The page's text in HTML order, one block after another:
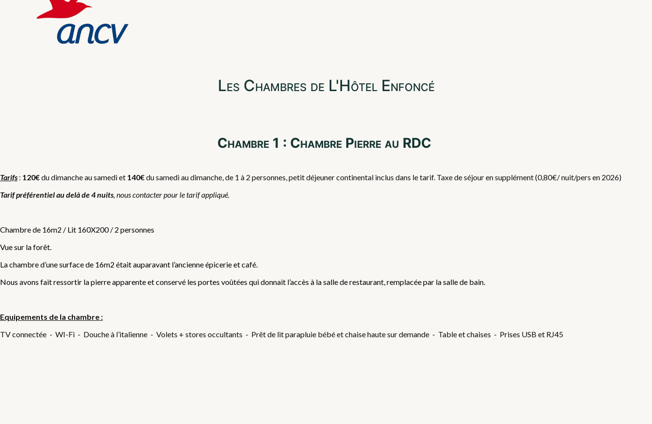
Les Chambres de L'Hôtel Enfoncé
Chambre 1 : Chambre Pierre au RDC
Tarifs : 120€du dimanche au samedi et 140€du samedi au dimanche, de 1 à 2 personnes, petit déjeuner continental inclus dans le tarif. Taxe de séjour en supplément (0,80€/ nuit/pers en 2026)
Tarif préférentiel au delà de 4 nuits, nous contacter pour le tarif appliqué.
Chambre de 16m2 / Lit 160X200 / 2 personnes
Vue sur la forêt.
La chambre d’une surface de 16m2 était auparavant l’ancienne épicerie et café.
Nous avons fait ressortir la pierre apparente et conservé les portes voûtées qui donnait l’accès à la salle de restaurant, remplacée par la salle de bain.
Equipements de la chambre :
TV connectée - WI-Fi - Douche à l’italienne - Volets + stores occultants - Prêt de lit parapluie bébé et chaise haute sur demande - Table et chaises - Prises USB et RJ45